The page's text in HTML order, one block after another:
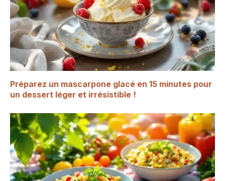
Préparez un mascarpone glacé en 15 minutes pour
un dessert léger et irrésistible !